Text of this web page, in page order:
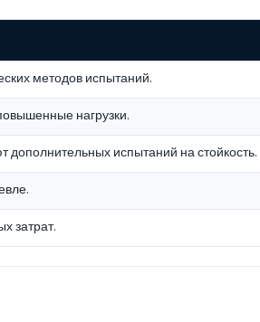
методов испытаний.
нагрузки.
испытаний на стойкость.
затрат.